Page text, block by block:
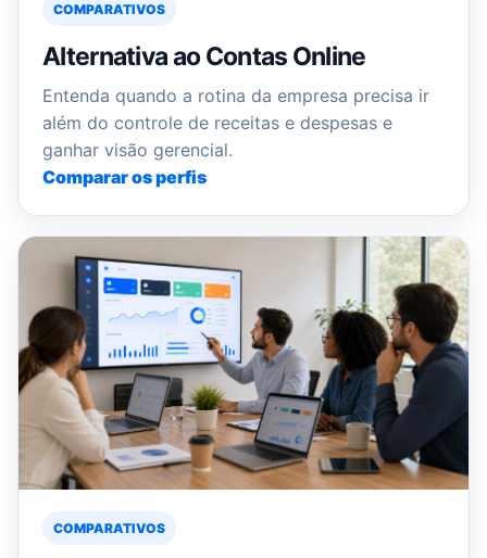
COMPARATIVOS
Alternativa ao Contas Online
Entenda quando a rotina da empresa precisa ir
além do controle de receitas e despesas e
ganhar visão gerencial.
Comparar os perfis
COMPARATIVOS